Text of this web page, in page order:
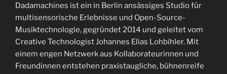
LINK
EMBED
Dadamachines ist ein in Berlin ansässiges Studio für
multisensorische Erlebnisse und Open-Source-
Musiktechnologie, gegründet 2014 und geleitet vom
Creative Technologist Johannes Elias Lohbihler. Mit
einem engen Netzwerk aus Kollaborateurinnen und
Freundinnen entstehen praxistaugliche, bühnenreife